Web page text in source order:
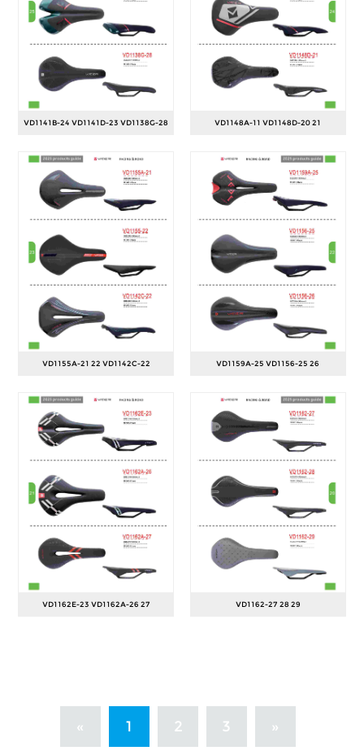
VD1141B-24 VD1141D-23 VD1138G-28 VD1148A-11 VD1148D-20 21
VD1155A-21 22 VD1142C-22 VD1159A-25 VD1156-25 26
VD1162E-23 VD1162A-26 27 VD1162-27 28 29
« 1 2 3 »